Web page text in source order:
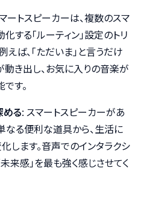
ートスピーカーは、複数のスマ
する「ルーティン」設定のトリ
えば、「ただいま」と言うだけ
動き出し、お気に入りの音楽が
す。
める: スマートスピーカーがあ
なる便利な道具から、生活に
します。音声でのインタラクシ
来感」を最も強く感じさせてく